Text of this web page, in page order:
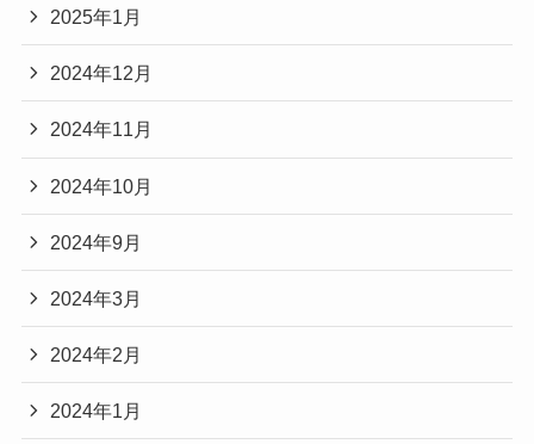
2025年1月
2024年12月
2024年11月
2024年10月
2024年9月
2024年3月
2024年2月
2024年1月